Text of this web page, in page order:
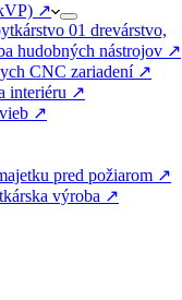
↗️
01 drevárstvo,
hudobných nástrojov ↗️
CNC zariadení ↗️
interiéru ↗️
↗️
pred požiarom ↗️
výroba ↗️